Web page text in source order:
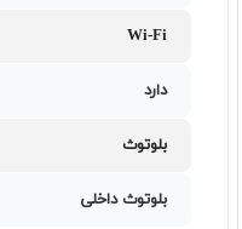
Wi-Fi
دارد
بلوتوث
بلوتوث داخلی